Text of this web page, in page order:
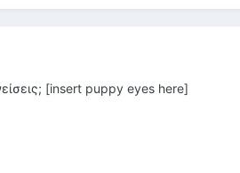
[insert puppy eyes here]